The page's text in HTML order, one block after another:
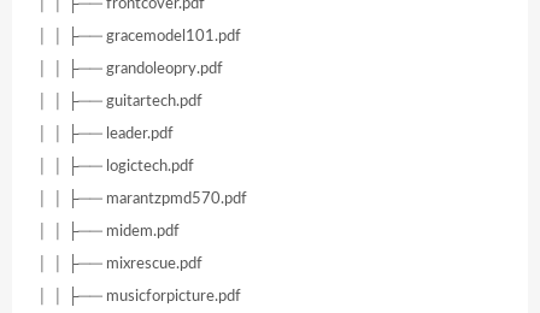
│ │ ├── frontcover.pdf
│ │ ├── gracemodel101.pdf
│ │ ├── grandoleopry.pdf
│ │ ├── guitartech.pdf
│ │ ├── leader.pdf
│ │ ├── logictech.pdf
│ │ ├── marantzpmd570.pdf
│ │ ├── midem.pdf
│ │ ├── mixrescue.pdf
│ │ ├── musicforpicture.pdf